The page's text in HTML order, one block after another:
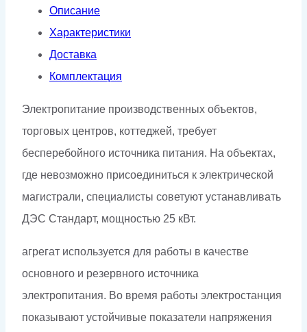
T400
Описание
Характеристики
Доставка
Комплектация
Электропитание производственных объектов,
торговых центров, коттеджей, требует
бесперебойного источника питания. На объектах,
где невозможно присоединиться к электрической
магистрали, специалисты советуют устанавливать
ДЭС Стандарт, мощностью 25 кВт.
агрегат используется для работы в качестве
основного и резервного источника
электропитания. Во время работы электростанция
показывают устойчивые показатели напряжения